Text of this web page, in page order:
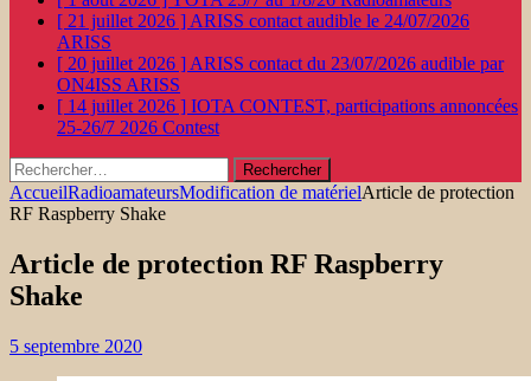
[ 21 juillet 2026 ] ARISS contact audible le 24/07/2026
ARISS
[ 20 juillet 2026 ] ARISS contact du 23/07/2026 audible par
ON4ISS ARISS
[ 14 juillet 2026 ] IOTA CONTEST, participations annoncées
25-26/7 2026 Contest
Rechercher :
AccueilRadioamateursModification de matérielArticle de protection
RF Raspberry Shake
Article de protection RF Raspberry
Shake
5 septembre 2020